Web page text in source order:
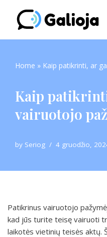
Skip
to
Home » Kaip patikrinti, ar
Kaip
vairuotojo
by Seriog 4 gruodžio,
Patikrinus vairuotojo
kad jūs turite teisę vairuoti
laikotės vietinių teisės aktų.